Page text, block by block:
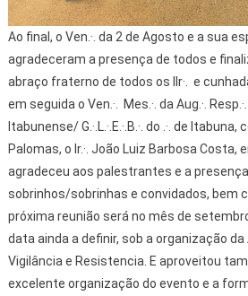
Ao final, o Ven.·. da 2 de Agosto e a sua
agradeceram a presença de todos e
abraço fraterno de todos os IIr·. e
em seguida o Ven.·. Mes.·. da Aug.·.
Itabunense/ G.·.L.·.E.·.B.·. do .·. de
Palomas, o Ir.·. João Luiz Barbosa Costa,
agradeceu aos palestrantes e a presença
sobrinhos/sobrinhas e convidados, bem
próxima reunião será no mês de
data ainda a definir, sob a organização da
Vigilância e Resistencia. E aproveitou
excelente organização do evento e a